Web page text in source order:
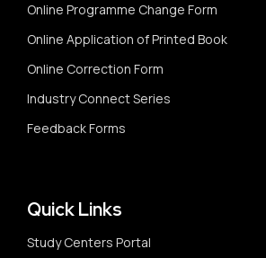
Online Programme Change Form
Online Application of Printed Book
Online Correction Form
Industry Connect Series
Feedback Forms
Quick Links
Study Centers Portal